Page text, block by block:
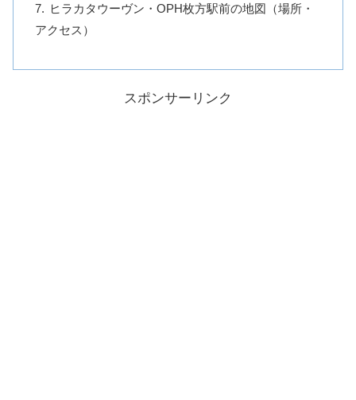
ヒラカタウーヴン・OPH枚方駅前の地図（場所・
アクセス）
スポンサーリンク